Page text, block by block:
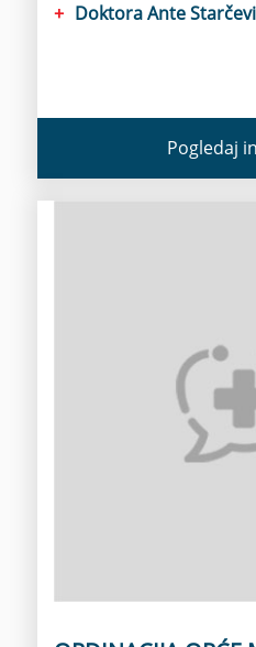
Doktora Ante
Pogledaj